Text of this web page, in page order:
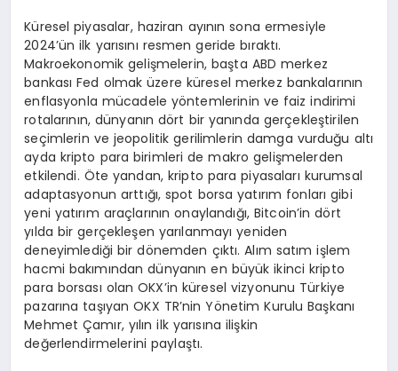
Küresel piyasalar, haziran ayının sona ermesiyle
2024’ün ilk yarısını resmen geride bıraktı.
Makroekonomik gelişmelerin, başta ABD merkez
bankası Fed olmak üzere küresel merkez bankalarının
enflasyonla mücadele yöntemlerinin ve faiz indirimi
rotalarının, dünyanın dört bir yanında gerçekleştirilen
seçimlerin ve jeopolitik gerilimlerin damga vurduğu altı
ayda kripto para birimleri de makro gelişmelerden
etkilendi. Öte yandan, kripto para piyasaları kurumsal
adaptasyonun arttığı, spot borsa yatırım fonları gibi
yeni yatırım araçlarının onaylandığı, Bitcoin’in dört
yılda bir gerçekleşen yarılanmayı yeniden
deneyimlediği bir dönemden çıktı. Alım satım işlem
hacmi bakımından dünyanın en büyük ikinci kripto
para borsası olan OKX’in küresel vizyonunu Türkiye
pazarına taşıyan OKX TR’nin Yönetim Kurulu Başkanı
Mehmet Çamır, yılın ilk yarısına ilişkin
değerlendirmelerini paylaştı.